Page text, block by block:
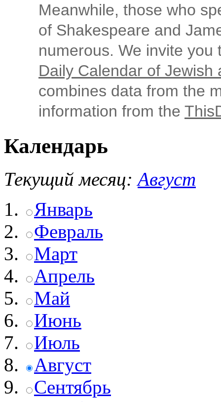
Meanwhile, those who
of Shakespeare and
numerous. We invite
Daily Calendar of Jewish
combines data from the
information from the
Календарь
Текущий месяц: Август
Январь
Февраль
Март
Апрель
Май
Июнь
Июль
Август
Сентябрь